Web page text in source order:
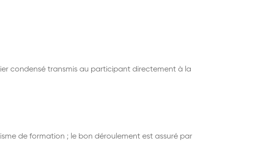
condensé transmis au participant directement à la
de formation ; le bon déroulement est assuré par